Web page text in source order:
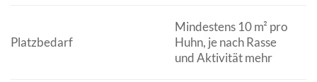
Platzbedarf
Mindestens 10 m² pro
Huhn, je nach Rasse
und Aktivität mehr